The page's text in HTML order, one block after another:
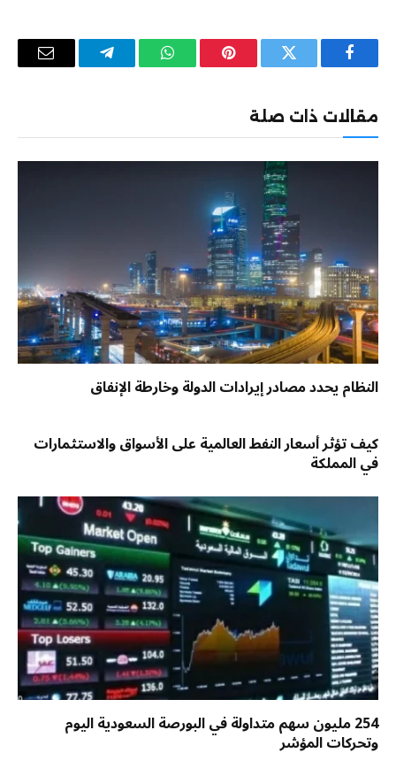
فيسبوك تويتر بينتيريستواتساب تيلقرام
البريد
مقالات ذات صلة
النظام يحدد مصادر إيرادات الدولة وخارطة الإنفاق
كيف تؤثر أسعار النفط العالمية على الأسواق والاستثمارات
في المملكة
254 مليون سهم متداولة في البورصة السعودية اليوم
وتحركات المؤشر